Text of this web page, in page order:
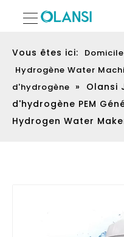
Vous êtes ici: Domicile
Hydrogène Water
d'hydrogène »
Olansi
d'hydrogène PEM
Hydrogen Water